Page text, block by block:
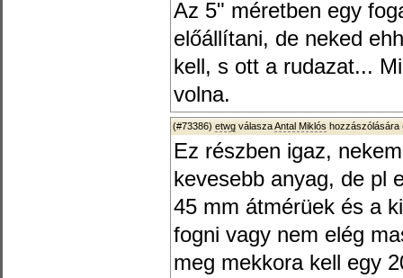
Az 5" méretben egy
előállítani, de neked
kell, s ott a rudazat...
volna.
(#73386) etwg válaszaAntal Miklós hozzászólására
Ez részben igaz,
kevesebb anyag, de pl
45 mm átmérüek és a
fogni vagy nem elég
meg mekkora kell egy